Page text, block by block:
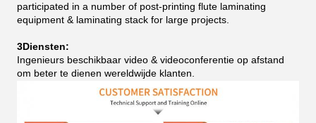
participated in a number of post-printing flute laminating
equipment & laminating stack for large projects.
3Diensten:
Ingenieurs beschikbaar video & videoconferentie op afstand
om beter te dienen wereldwijde klanten.